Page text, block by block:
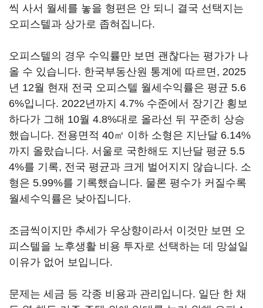
씩 사서 월세를 놓을 형편은 안 되니 결국 선택지는
오피스텔과 상가로 좁혀집니다.
오피스텔의 경우 수익률만 보면 괜찮다는 평가가 나
올 수 있습니다. 한국부동산원 통계에 따르면, 2025
년 12월 현재 전국 오피스텔 월세수익률은 평균 5.6
6%입니다. 2022년까지 4.7% 수준에서 장기간 횡보
하다가 그해 10월 4.8%대로 올라선 뒤 꾸준히 상승
했습니다. 전용면적 40㎡ 이하 소형은 지난달 6.14%
까지 올랐습니다. 서울로 국한해도 지난달 평균 5.5
4%를 기록, 전국 평균과 크게 벌어지지 않습니다. 소
형은 5.99%를 기록했습니다. 물론 평수가 커질수록
월세수익률은 낮아집니다.
조금씩이지만 추세가 우상향이라서 이것만 보면 오
피스텔을 노후생활 비용 투자로 선택하는 데 망설일
이유가 없어 보입니다.
문제는 세금 등 각종 비용과 관리입니다. 일단 한 채